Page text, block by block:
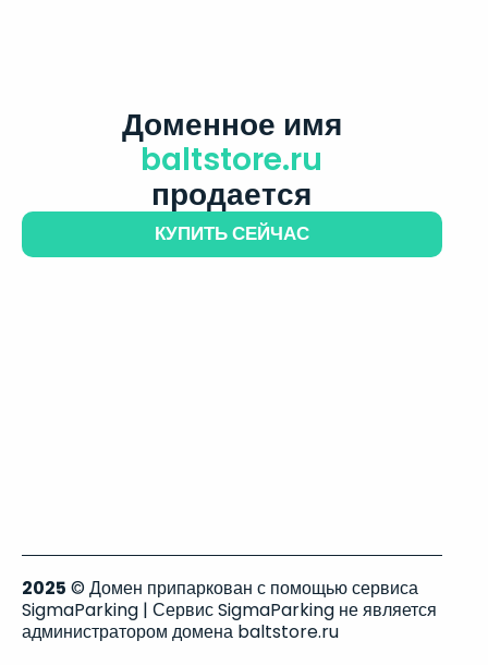
Доменное имя
baltstore.ru
продается
КУПИТЬ СЕЙЧАС
2025 © Домен припаркован с помощью сервиса
SigmaParking | Сервис SigmaParking не является
администратором домена baltstore.ru